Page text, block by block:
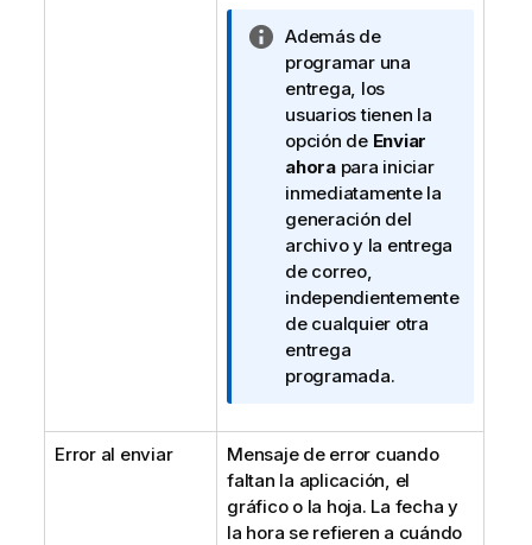
N
o
t
a
i
n
f
o
r
m
a
t
i
v
Además de
programar una
entrega, los
usuarios tienen la
opción de Enviar
ahorapara iniciar
inmediatamente la
generación del
archivo y la entrega
de correo,
independientemente
de cualquier otra
entrega
programada.
Error al enviar
Mensaje de error cuando
faltan la aplicación, el
gráfico o la hoja. La fecha y
la hora se refieren a cuándo